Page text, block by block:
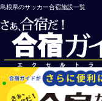
島根県のサッカー合宿施設一覧